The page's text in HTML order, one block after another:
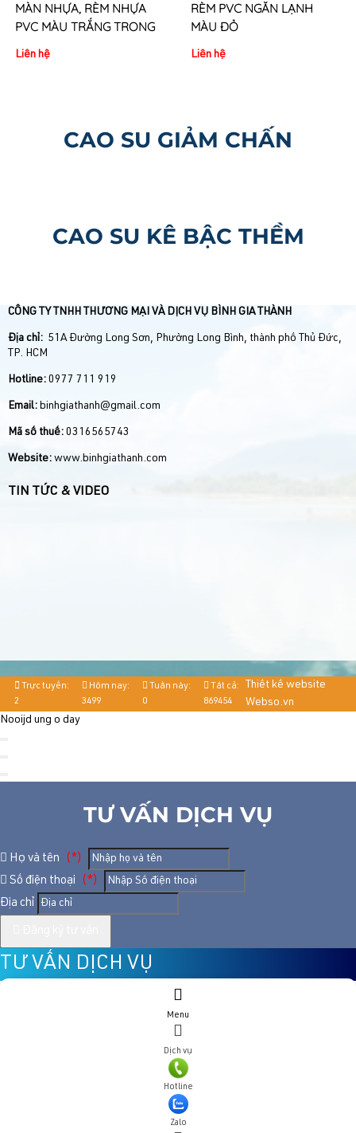
MÀN NHỰA, RÈM NHỰA
PVC MÀU TRẮNG TRONG
Liên hệ
RÈM PVC NGĂN LẠNH
MÀU ĐỎ
Liên hệ
CAO SU GIẢM CHẤN
CAO SU KÊ BẬC THỀM
CÔNG TY TNHH THƯƠNG MẠI VÀ DỊCH VỤ BÌNH GIA THÀNH
Địa chỉ: 51A Đường Long Sơn, Phường Long Bình, thành phố Thủ Đức,
TP. HCM
Hotline: 0977 711 919
Email: binhgiathanh@gmail.com
Mã số thuế: 0316565743
Website: www.binhgiathanh.com
TIN TỨC & VIDEO
Trực tuyến:
2
Hôm nay:
3499
Tuần này:
0
Tất cả:
869454
Thiết kế website
Webso.vn
Menu
Dịch vụ
Hotline
Zalo
Nooijd ung o day
TƯ VẤN DỊCH VỤ
Họ và tên
(*)
Số điện thoại
(*)
Địa chỉ
TƯ VẤN DỊCH VỤ